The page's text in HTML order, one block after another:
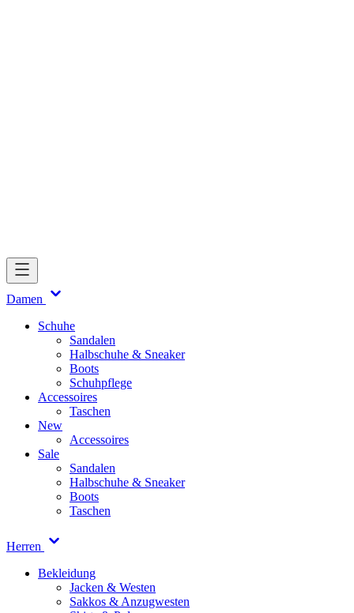
Damen
Schuhe
Sandalen
Halbschuhe & Sneaker
Boots
Schuhpflege
Accessoires
Taschen
New
Accessoires
Sale
Sandalen
Halbschuhe & Sneaker
Boots
Taschen
Herren
Bekleidung
Jacken & Westen
Sakkos & Anzugwesten